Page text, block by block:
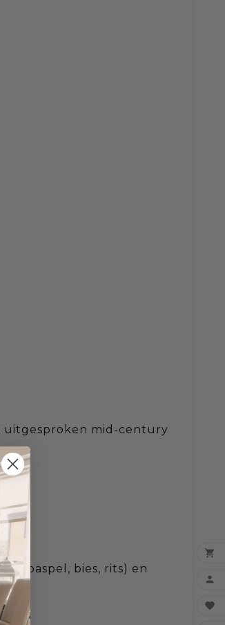
uitgesproken mid-century
(paspel, bies, rits) en


